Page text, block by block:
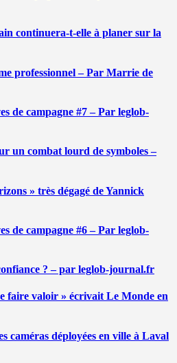
continuera-t-elle à planer sur la
professionnel – Par Marrie de
de campagne #7 – Par leglob-
un combat lourd de symboles –
» très dégagé de Yannick
de campagne #6 – Par leglob-
? – par leglob-journal.fr
faire valoir » écrivait Le Monde en
caméras déployées en ville à Laval